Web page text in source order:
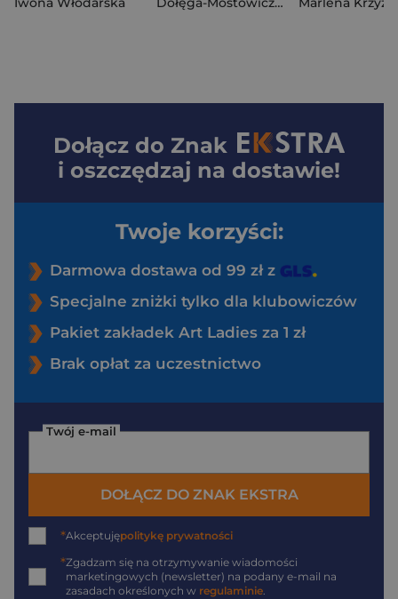
Dołącz do Znak
i oszczędzaj na dostawie!
Twoje korzyści:
Darmowa dostawa od 99 zł z
Specjalne zniżki tylko dla klubowiczów
Pakiet zakładek Art Ladies za 1 zł
Brak opłat za uczestnictwo
Twój e-mail
DOŁĄCZ DO ZNAK EKSTRA
*Akceptujępolitykę prywatności
*Zgadzam się na otrzymywanie wiadomości
marketingowych (newsletter) na podany e-mail na
zasadach określonych w regulaminie.